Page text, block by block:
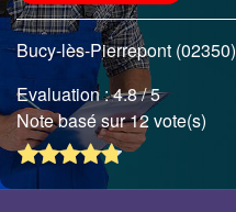
Bucy-lès-Pierrepont (02350)
Evaluation :4.8/ 5
Note basé sur 12 vote(s)